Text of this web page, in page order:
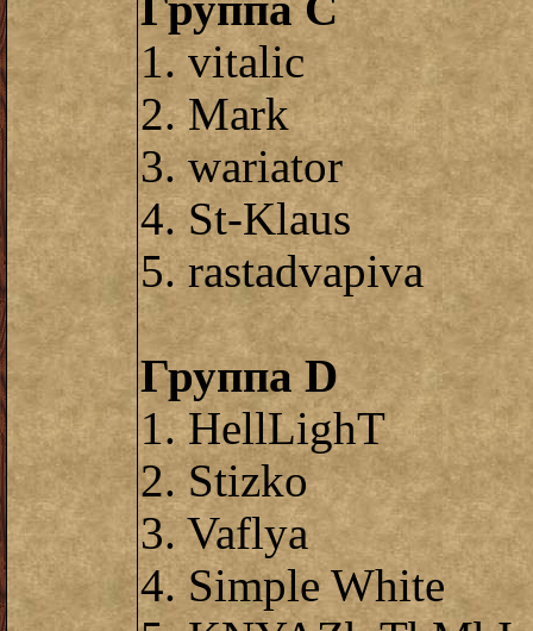
1. vitalic
2. Mark
3. wariator
4. St-Klaus
5. rastadvapiva
Группа D
1. HellLighT
2. Stizko
3. Vaflya
4. Simple White